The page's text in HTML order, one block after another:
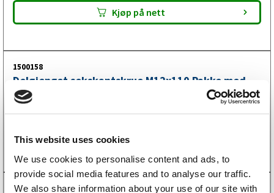
This website uses cookies
We use cookies to personalise content and ads, to
provide social media features and to analyse our traffic.
We also share information about your use of our site with
Kjøp på nett
1500158
Delgjenget sekskantskrue M12x110 Pakke med
2xLåsmutter og 4xFlat skive
135
Kjøp på nett
1500148